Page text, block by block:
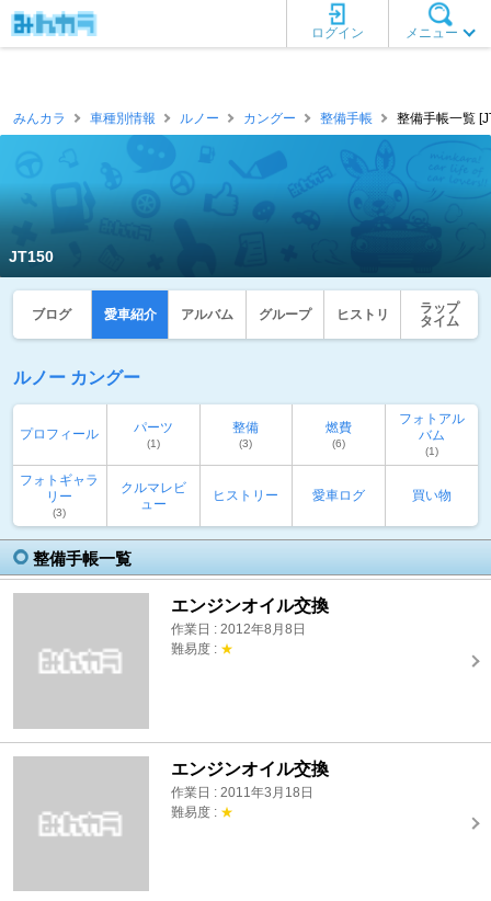
メニュー
ログイン
みんカラ 車種別情報 ルノー カングー 整備手帳 整備手帳一覧
JT150
ブログ 愛車紹介 アルバム グループ ヒストリ
ラップ
タイム
ルノー カングー
プロフィール パーツ
(1)
整備
(3)
燃費
(6)
フォトアル
バム
(1)
フォトギャラ
リー
(3)
クルマレビ
ュー
ヒストリー 愛車ログ 買い物
整備手帳一覧
エンジンオイル交換
作業日 : 2012年8月8日
難易度 : ★
エンジンオイル交換
作業日 : 2011年3月18日
難易度 : ★